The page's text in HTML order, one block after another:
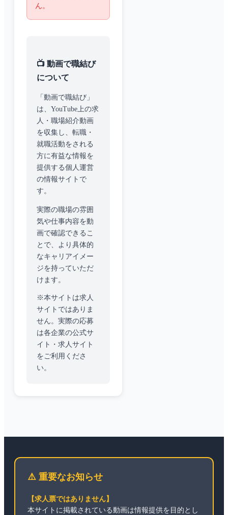
ん。
📺 動画で職結び
について
「動画で職結び」
は、YouTube上の求
人・職場紹介動画
を収集し、転職・
就職活動をされる
方に有益な情報を
提供する個人運営
の情報サイトで
す。
実際の職場の雰囲
気や仕事内容を動
画で確認できるこ
とで、より具体的
なキャリアイメー
ジを持っていただ
けます。
※本サイトは求人
サイトではありま
せん。実際の応募
は各企業の公式サ
イト・求人サイト
をご利用くださ
い。
⚠️ 重要なお知らせ
【求人票ではありません】
本サイトに掲載されている動画は情報提供を目的とし